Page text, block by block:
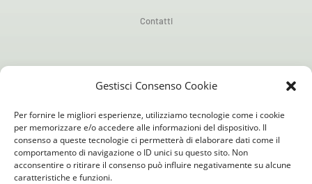
Gestisci Consenso Cookie
Per fornire le migliori esperienze, utilizziamo tecnologie come i cookie
per memorizzare e/o accedere alle informazioni del dispositivo. Il
consenso a queste tecnologie ci permetterà di elaborare dati come il
comportamento di navigazione o ID unici su questo sito. Non
acconsentire o ritirare il consenso può influire negativamente su alcune
caratteristiche e funzioni.
Contatti
Privacy Policy
Cookie Policy (UE)
Condizioni generali di uso e vendita